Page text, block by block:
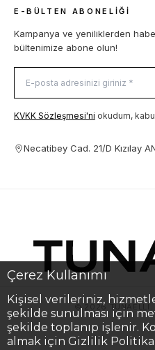
Çerez Kullanımı
Kişisel verileriniz,
şekilde sunulması için
şekilde toplanıp işlenir.
almak için Gizlilik
E-BÜLTEN ABONELIĞI
Kampanya ve yeniliklerden
bültenimize abone olun!
KVKK Sözleşmesi'ni okudum,
Necatibey Cad. 21/D Kızılay
© 2026 TUNAELLİ.